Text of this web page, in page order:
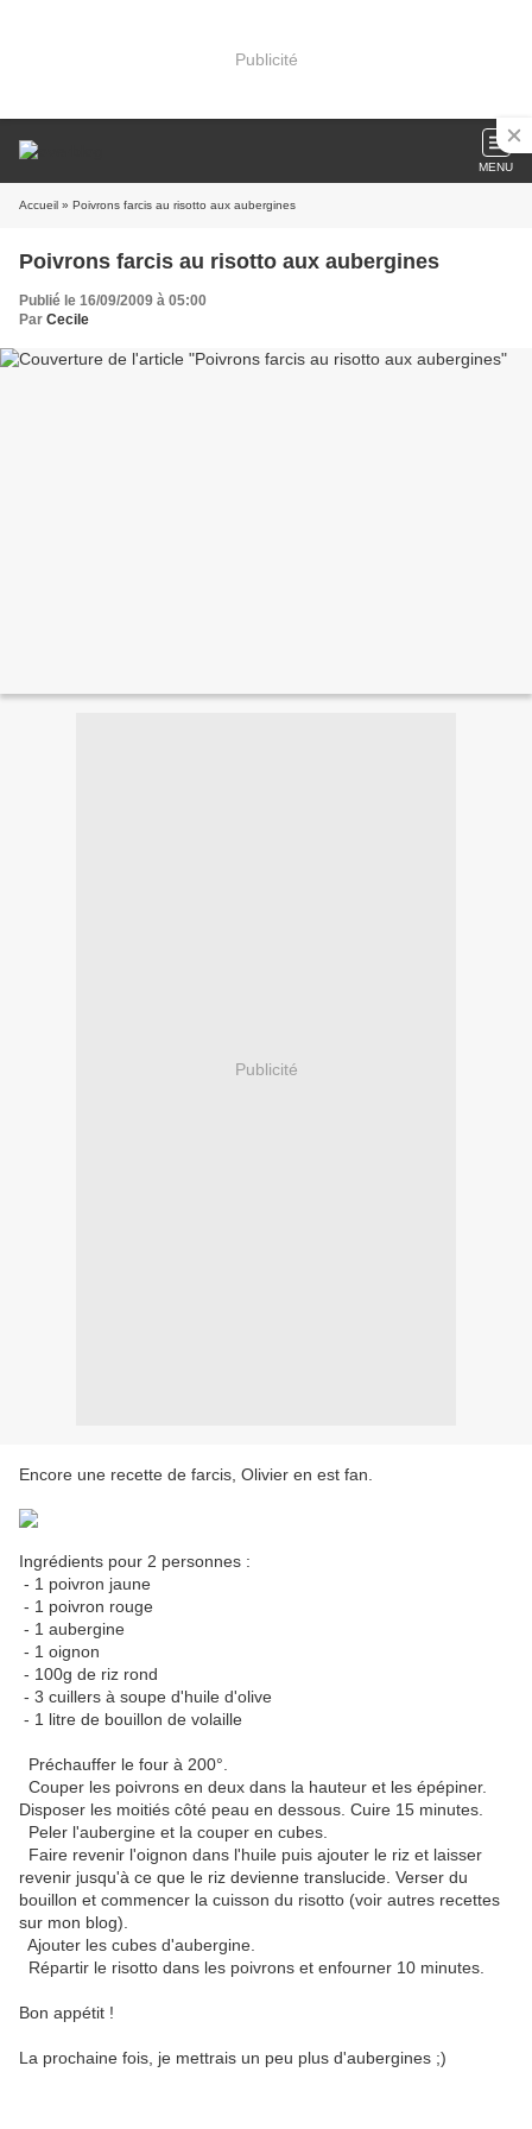
Publicité
MENU
Accueil » Poivrons farcis au risotto aux aubergines
Poivrons farcis au risotto aux aubergines
Publié le 16/09/2009 à 05:00
Par Cecile
Publicité
Encore une recette de farcis, Olivier en est fan.
Ingrédients pour 2 personnes :
- 1 poivron jaune
- 1 poivron rouge
- 1 aubergine
- 1 oignon
- 100g de riz rond
- 3 cuillers à soupe d'huile d'olive
- 1 litre de bouillon de volaille
Préchauffer le four à 200°.
Couper les poivrons en deux dans la hauteur et les épépiner.
Disposer les moitiés côté peau en dessous. Cuire 15 minutes.
Peler l'aubergine et la couper en cubes.
Faire revenir l'oignon dans l'huile puis ajouter le riz et laisser
revenir jusqu'à ce que le riz devienne translucide. Verser du
bouillon et commencer la cuisson du risotto (voir autres recettes
sur mon blog).
Ajouter les cubes d'aubergine.
Répartir le risotto dans les poivrons et enfourner 10 minutes.
Bon appétit !
La prochaine fois, je mettrais un peu plus d'aubergines ;)